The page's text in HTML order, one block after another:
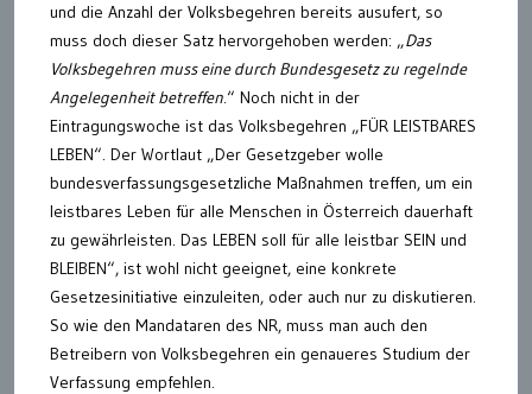
und die Anzahl der Volksbegehren bereits ausufert, so
muss doch dieser Satz hervorgehoben werden: „Das
Volksbegehren muss eine durch Bundesgesetz zu regelnde
Angelegenheit betreffen.“ Noch nicht in der
Eintragungswoche ist das Volksbegehren „FÜR LEISTBARES
LEBEN“. Der Wortlaut „Der Gesetzgeber wolle
bundesverfassungsgesetzliche Maßnahmen treffen, um ein
leistbares Leben für alle Menschen in Österreich dauerhaft
zu gewährleisten. Das LEBEN soll für alle leistbar SEIN und
BLEIBEN“, ist wohl nicht geeignet, eine konkrete
Gesetzesinitiative einzuleiten, oder auch nur zu diskutieren.
So wie den Mandataren des NR, muss man auch den
Betreibern von Volksbegehren ein genaueres Studium der
Verfassung empfehlen.